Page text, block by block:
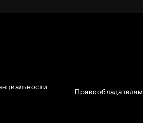
Правообладателям